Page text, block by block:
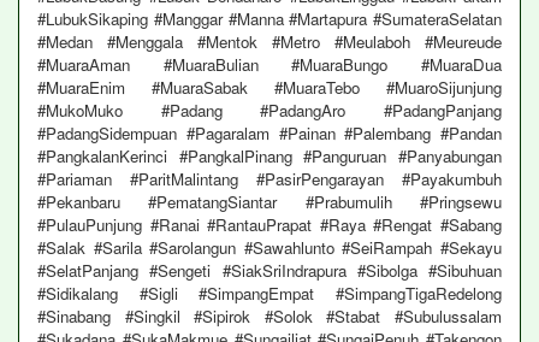
#LubukSikaping #Manggar #Manna #Martapura #SumateraSelatan
#Medan #Menggala #Mentok #Metro #Meulaboh #Meureude
#MuaraAman #MuaraBulian #MuaraBungo #MuaraDua
#MuaraEnim #MuaraSabak #MuaraTebo #MuaroSijunjung
#MukoMuko #Padang #PadangAro #PadangPanjang
#PadangSidempuan #Pagaralam #Painan #Palembang #Pandan
#PangkalanKerinci #PangkalPinang #Panguruan #Panyabungan
#Pariaman #ParitMalintang #PasirPengarayan #Payakumbuh
#Pekanbaru #PematangSiantar #Prabumulih #Pringsewu
#PulauPunjung #Ranai #RantauPrapat #Raya #Rengat #Sabang
#Salak #Sarila #Sarolangun #Sawahlunto #SeiRampah #Sekayu
#SelatPanjang #Sengeti #SiakSriIndrapura #Sibolga #Sibuhuan
#Sidikalang #Sigli #SimpangEmpat #SimpangTigaRedelong
#Sinabang #Singkil #Sipirok #Solok #Stabat #Subulussalam